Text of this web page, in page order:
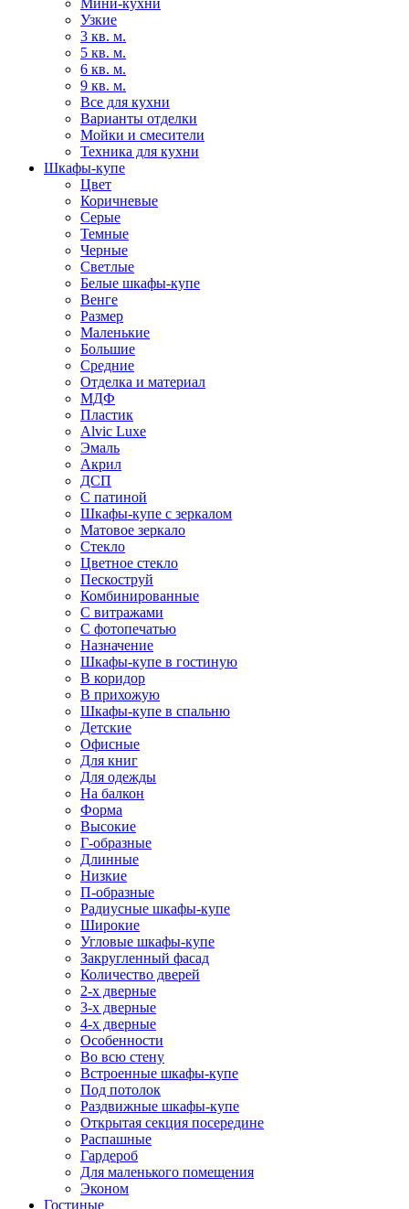
Мини-кухни
Узкие
3 кв. м.
5 кв. м.
6 кв. м.
9 кв. м.
Все для кухни
Варианты отделки
Мойки и смесители
Техника для кухни
Шкафы-купе
Цвет
Коричневые
Серые
Темные
Черные
Светлые
Белые шкафы-купе
Венге
Размер
Маленькие
Большие
Средние
Отделка и материал
МДФ
Пластик
Alvic Luxe
Эмаль
Акрил
ДСП
С патиной
Шкафы-купе с зеркалом
Матовое зеркало
Стекло
Цветное стекло
Пескоструй
Комбинированные
С витражами
С фотопечатью
Назначение
Шкафы-купе в гостиную
В коридор
В прихожую
Шкафы-купе в спальню
Детские
Офисные
Для книг
Для одежды
На балкон
Форма
Высокие
Г-образные
Длинные
Низкие
П-образные
Радиусные шкафы-купе
Широкие
Угловые шкафы-купе
Закругленный фасад
Количество дверей
2-х дверные
3-х дверные
4-х дверные
Особенности
Во всю стену
Встроенные шкафы-купе
Под потолок
Раздвижные шкафы-купе
Открытая секция посередине
Распашные
Гардероб
Для маленького помещения
Эконом
Гостиные